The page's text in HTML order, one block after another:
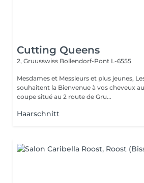
Cutting Queens
2, Gruusswiss Bollendorf-Pont L-6555
Mesdames et Messieurs et plus jeunes, Les Cutting Queens
souhaitent la Bienvenue à vos cheveux
coupe situé au 2 route de Gru...
Haarschnitt